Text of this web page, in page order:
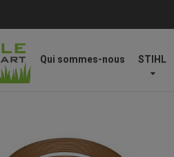
Qui sommes-nous STIHL
/Accessoires pour nettoyeurs haute